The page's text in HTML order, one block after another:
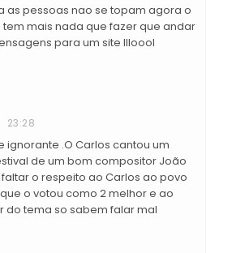
as pessoas nao se topam agora o
tem mais nada que fazer que andar
para um site llloool
23:28
ignorante .O Carlos cantou um
de um bom compositor João
o respeito ao Carlos ao povo
o votou como 2 melhor e ao
do tema so sabem falar mal